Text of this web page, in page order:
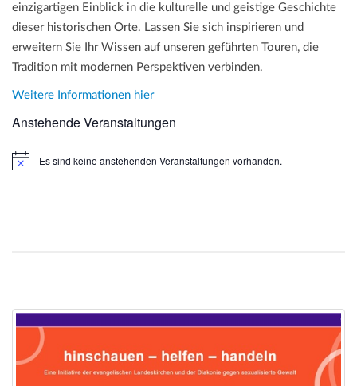
einzigartigen Einblick in die kulturelle und geistige Geschichte
dieser historischen Orte. Lassen Sie sich inspirieren und
erweitern Sie Ihr Wissen auf unseren geführten Touren, die
Tradition mit modernen Perspektiven verbinden.
Weitere Informationen hier
Anstehende Veranstaltungen
H
Es sind keine anstehenden Veranstaltungen vorhanden.